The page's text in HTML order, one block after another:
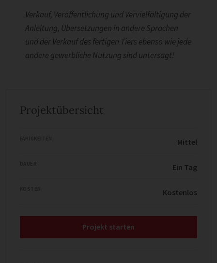
Verkauf, Veröffentlichung und Vervielfältigung der
Anleitung, Übersetzungen in andere Sprachen
und der Verkauf des fertigen Tiers ebenso wie jede
andere gewerbliche Nutzung sind untersagt!
Projektübersicht
Mittel
Ein Tag
Kostenlos
Projekt starten